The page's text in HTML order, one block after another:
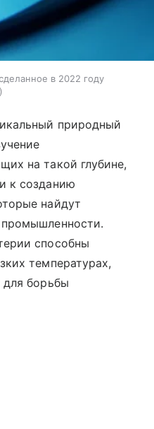
в 2022 году
природный
на такой глубине,
к созданию
найдут
способны
температурах,
для борьбы